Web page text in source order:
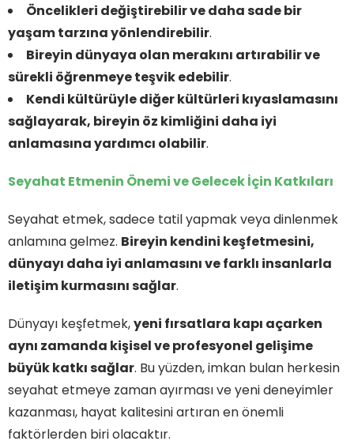
Öncelikleri değiştirebilir ve daha sade bir
yaşam tarzına yönlendirebilir.
Bireyin dünyaya olan merakını artırabilir ve
sürekli öğrenmeye teşvik edebilir.
Kendi kültürüyle diğer kültürleri kıyaslamasını
sağlayarak, bireyin öz kimliğini daha iyi
anlamasına yardımcı olabilir.
Seyahat Etmenin Önemi ve Gelecek İçin Katkıları
Seyahat etmek, sadece tatil yapmak veya dinlenmek
anlamına gelmez. Bireyin kendini keşfetmesini,
dünyayı daha iyi anlamasını ve farklı insanlarla
iletişim kurmasını sağlar.
Dünyayı keşfetmek,yeni fırsatlara kapı açarken
aynı zamanda kişisel ve profesyonel gelişime
büyük katkı sağlar. Bu yüzden, imkan bulan herkesin
seyahat etmeye zaman ayırması ve yeni deneyimler
kazanması, hayat kalitesini artıran en önemli
faktörlerden biri olacaktır.